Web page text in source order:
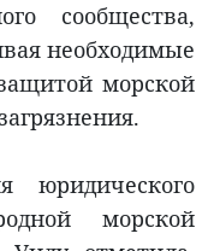
сообщества,
необходимые
морской
юридического
морской